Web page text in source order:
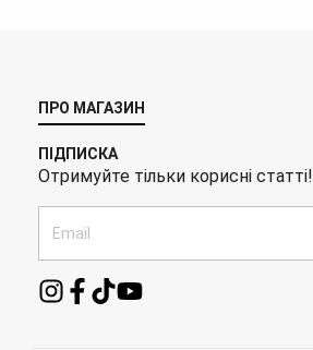
ПРО МАГАЗИН
ПІДПИСКА
Отримуйте тільки корисні статті!